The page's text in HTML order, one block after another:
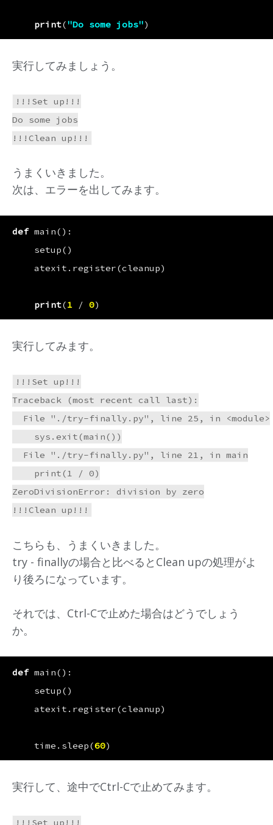
print("Do some jobs")
実行してみましょう。
!!!Set up!!!
Do some jobs
うまくいきました。
次は、エラーを出してみます。
def main():
setup()
atexit . register(cleanup)
print(1 / 0)
実行してみます。
!!!Set up!!!
Traceback (most recent call last):
  File "./try-finally.py", line 25, in <module>
    sys.exit(main())
  File "./try-finally.py", line 21, in main
    print(1 / 0)
ZeroDivisionError: division by zero
こちらも、うまくいきました。
try - finallyの場合と比べるとClean upの処理がよ
り後ろになっています。
それでは、Ctrl-Cで止めた場合はどうでしょう
か。
def main():
setup()
atexit . register(cleanup)
time . sleep(60)
実行して、途中でCtrl-Cで止めてみます。
!!!Set up!!!